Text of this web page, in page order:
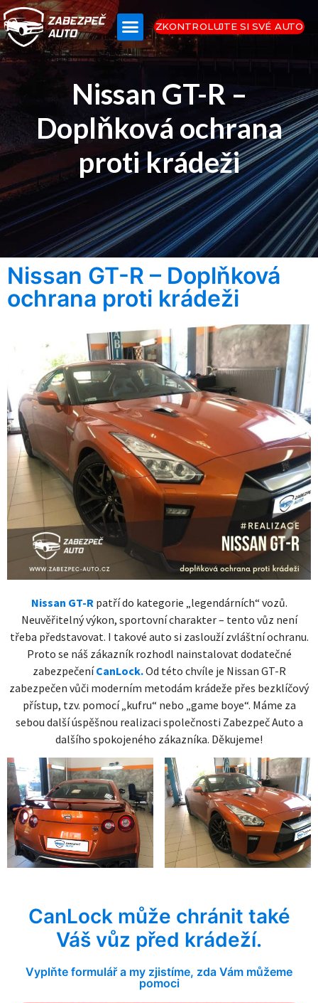
ZKONTROLUJTE SI SVÉ AUTO
Nissan GT-R –
Doplňková ochrana
proti krádeži
Nissan GT-R – Doplňková
ochrana proti krádeži
Nissan GT-R patří do kategorie „legendárních“ vozů.
Neuvěřitelný výkon, sportovní charakter – tento vůz není
třeba představovat. I takové auto si zaslouží zvláštní ochranu.
Proto se náš zákazník rozhodl nainstalovat dodatečné
zabezpečeníCanLock.Od této chvíle je Nissan GT-R
zabezpečen vůči moderním metodám krádeže přes bezklíčový
přístup, tzv. pomocí „kufru“ nebo „game boye“. Máme za
sebou další úspěšnou realizaci společnosti Zabezpeč Auto a
dalšího spokojeného zákazníka. Děkujeme!
CanLock může chránit také
Váš vůz před krádeží.
Vyplňte formulář a my zjistíme, zda Vám můžeme
pomoci